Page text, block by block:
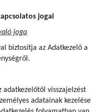
jogai
joga
biztosítja az Adatkezelő a
visszajelzést
adatainak kezelése